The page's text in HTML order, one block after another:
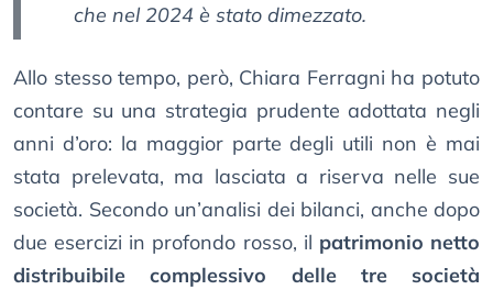
che nel 2024 è stato dimezzato.
Allo stesso tempo, però, Chiara Ferragni ha potuto
contare su una strategia prudente adottata negli
anni d’oro: la maggior parte degli utili non è mai
stata prelevata, ma lasciata a riserva nelle sue
società. Secondo un’analisi dei bilanci, anche dopo
due esercizi in profondo rosso, il patrimonio netto
distribuibile complessivo delle tre società